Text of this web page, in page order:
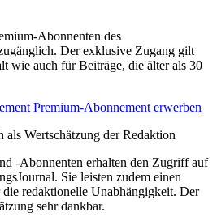
Abonnenten des
Der exklusive Zugang gilt
wie auch für Beiträge, die älter als 30
Premium-Abonnement erwerben
Wertschätzung der Redaktion
-Abonnenten erhalten den Zugriff auf
Sie leisten zudem einen
redaktionelle Unabhängigkeit. Der
sehr dankbar.